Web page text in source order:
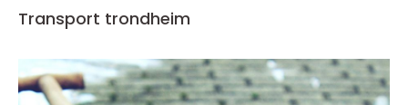
Transport trondheim